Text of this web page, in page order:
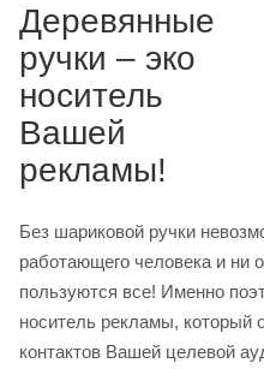
Деревянные
ручки – эко
носитель
Вашей
рекламы!
Без шариковой ручки
работающего человека и ни
пользуются все! Именно
носитель рекламы, который
контактов Вашей целевой